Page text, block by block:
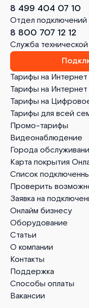
Тарифы на Интернет
Тарифы на
Тарифы на
Тарифы для всей
Промо-тарифы
Видеонаблюдение
Города
Карта покрытия
Список
Проверить
Заявка на
Онлайм бизнесу
Оборудование
Статьи
О компании
Контакты
Поддержка
Способы оплаты
Вакансии
8 499 404 07 10
Отдел подключений
8 800 707 12 12
Служба